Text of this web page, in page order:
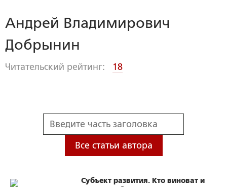
Андрей Владимирович
Добрынин
Читательский рейтинг: 18
Все статьи автора
Субъект развития. Кто виноват и